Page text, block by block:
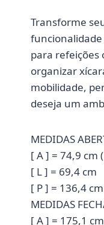
Transforme
para refeições
organizar
mobilidade,
deseja um
MEDIDAS
[ A ] = 74,9 cm
[ L ] = 69,4 cm
[ P ] = 136,4 cm
MEDIDAS
[ A ] = 175,1